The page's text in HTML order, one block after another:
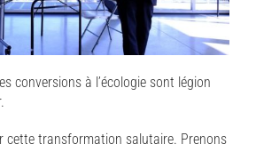
conversions à l’écologie sont légion
cette transformation salutaire. Prenons